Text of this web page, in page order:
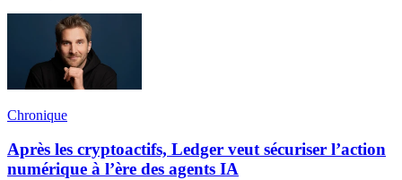
Chronique
Après les cryptoactifs, Ledger veut sécuriser l’action
numérique à l’ère des agents IA